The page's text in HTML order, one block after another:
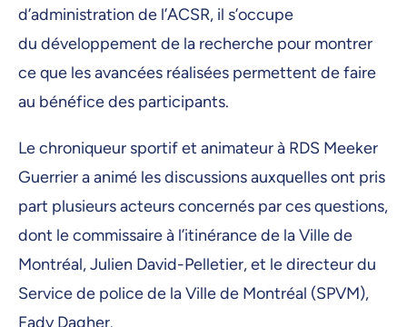
d’administration de l’ACSR, il s’occupe
du développement de la recherche pour montrer
ce que les avancées réalisées permettent de faire
au bénéfice des participants.
Le chroniqueur sportif et animateur à RDS Meeker
Guerrier a animé les discussions auxquelles ont pris
part plusieurs acteurs concernés par ces questions,
dont le commissaire à l’itinérance de la Ville de
Montréal, Julien David-Pelletier, et le directeur du
Service de police de la Ville de Montréal (SPVM),
Fady Dagher.